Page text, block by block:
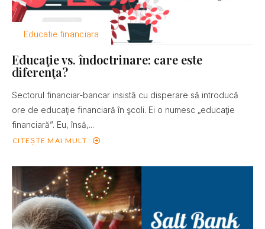
Educatie financiara
Educaţie vs. îndoctrinare: care este
diferenţa?
Sectorul financiar-bancar insistă cu disperare să introducă
ore de educaţie financiară în şcoli. Ei o numesc „educaţie
financiară”. Eu, însă,...
CITEȘTE MAI MULT